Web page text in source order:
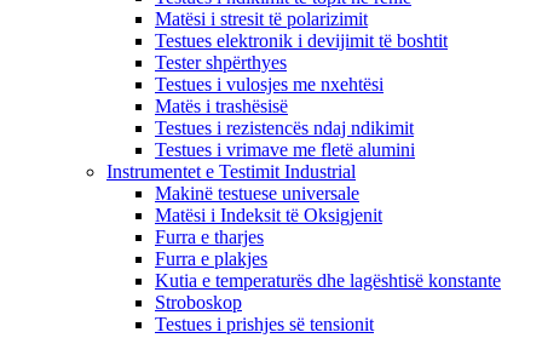
Matësi i stresit të polarizimit
Testues elektronik i devijimit të boshtit
Tester shpërthyes
Testues i vulosjes me nxehtësi
Matës i trashësisë
Testues i rezistencës ndaj ndikimit
Testues i vrimave me fletë alumini
Instrumentet e Testimit Industrial
Makinë testuese universale
Matësi i Indeksit të Oksigjenit
Furra e tharjes
Furra e plakjes
Kutia e temperaturës dhe lagështisë konstante
Stroboskop
Testues i prishjes së tensionit